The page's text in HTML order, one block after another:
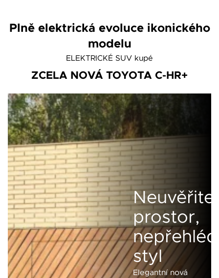
Plně elektrická evoluce ikonického
modelu
ELEKTRICKÉ SUV kupé
ZCELA NOVÁ TOYOTA C-HR+
prostor,
styl
Elegantní nová
Rezervovat termín